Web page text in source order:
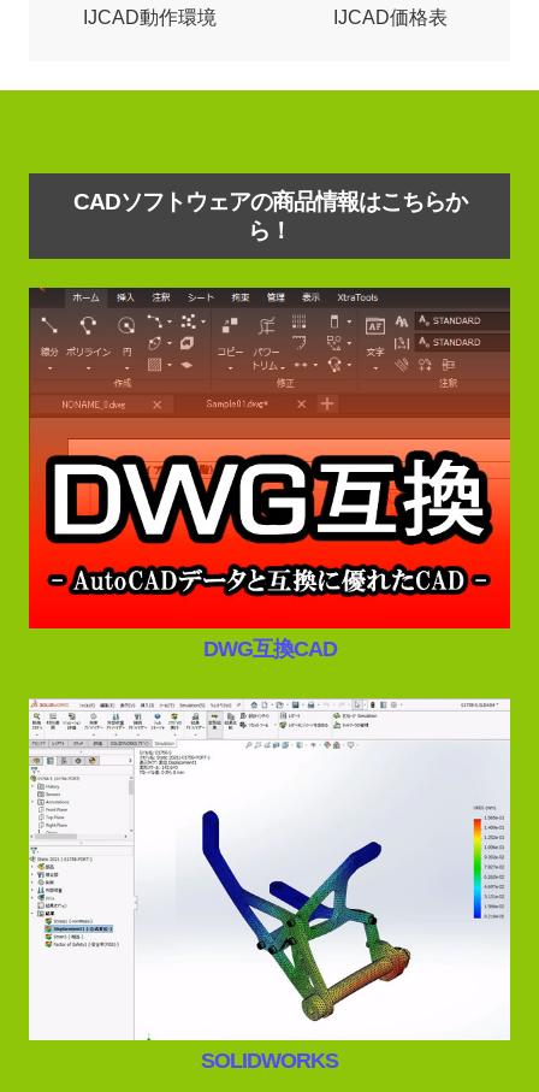
IJCAD動作環境 IJCAD価格表
CADソフトウェアの商品情報はこちらか
ら！
DWG互換CAD
SOLIDWORKS